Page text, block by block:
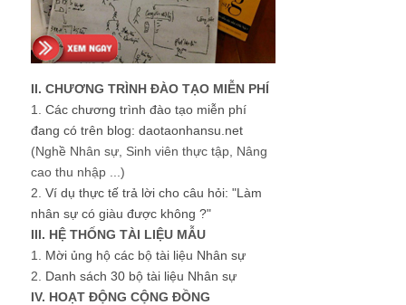
II. CHƯƠNG TRÌNH ĐÀO TẠO MIỄN PHÍ
1. Các chương trình đào tạo miễn phí
đang có trên blog: daotaonhansu.net
(Nghề Nhân sự, Sinh viên thực tập, Nâng
cao thu nhập ...)
2. Ví dụ thực tế trả lời cho câu hỏi: "Làm
nhân sự có giàu được không ?"
III. HỆ THỐNG TÀI LIỆU MẪU
1. Mời ủng hộ các bộ tài liệu Nhân sự
2. Danh sách 30 bộ tài liệu Nhân sự
IV. HOẠT ĐỘNG CỘNG ĐỒNG